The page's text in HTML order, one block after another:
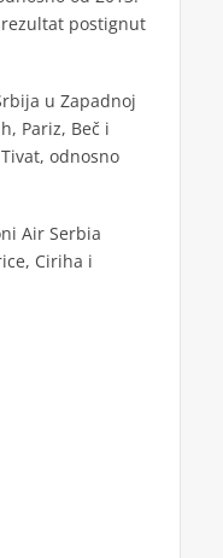
postignut
u Zapadnoj
Pariz, Beč i
odnosno
Air Serbia
Ciriha i